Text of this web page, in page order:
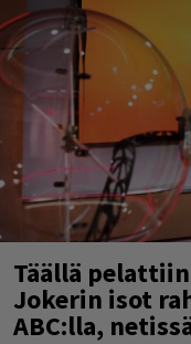
Täällä
Jokerin isot
ABC:lla,